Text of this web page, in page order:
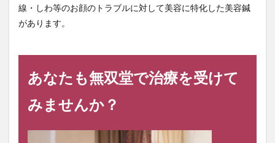
線・しわ等のお顔のトラブルに対して美容に特化した美容鍼
があります。
あなたも無双堂で治療を受けて
みませんか？